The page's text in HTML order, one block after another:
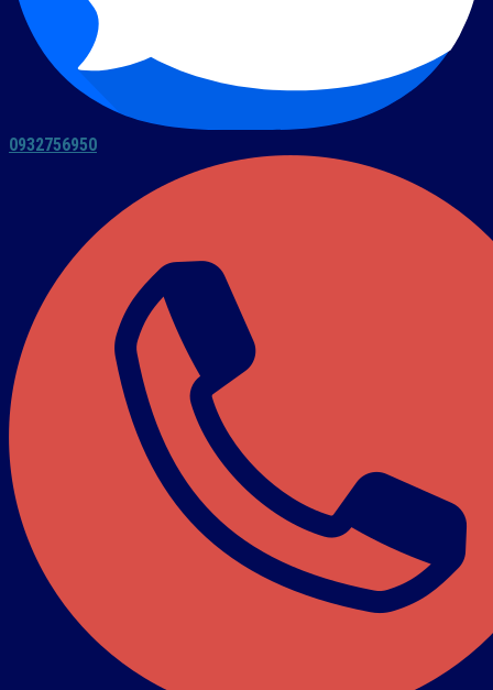
0932756950